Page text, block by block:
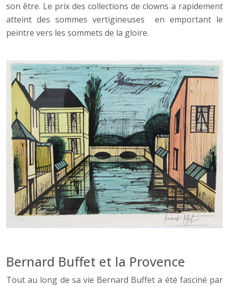
son être. Le prix des collections de clowns a rapidement
atteint des sommes vertigineuses en emportant le
peintre vers les sommets de la gloire.
Bernard Buffet et la Provence
Tout au long de sa vie Bernard Buffet a été fasciné par